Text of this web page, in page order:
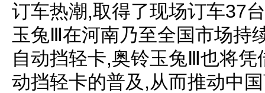
订车热潮,取得了现场订车37
玉兔Ⅲ在河南乃至全国市场持
自动挡轻卡,奥铃玉兔Ⅲ也将
动挡轻卡的普及,从而推动中